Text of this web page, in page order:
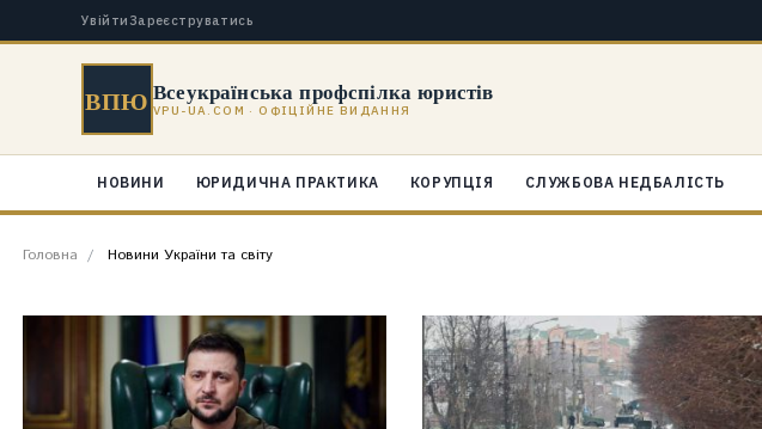
Увійти Зареєструватись
ВПЮ Всеукраїнська профспілка юристів
VPU-UA.COM · ОФІЦІЙНЕ ВИДАННЯ
НОВИНИ ЮРИДИЧНА ПРАКТИКА КОРУПЦІЯ СЛУЖБОВА НЕДБАЛІСТЬ
Головна Новини України та світу